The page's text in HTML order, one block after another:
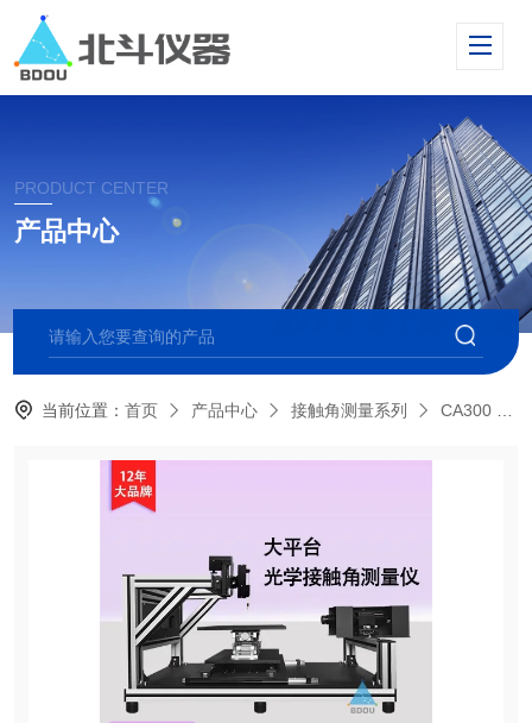
PRODUCT CENTER
产品中心
当前位置：首页 产品中心 接触角测量系列 CA300 大平台接触角测量仪